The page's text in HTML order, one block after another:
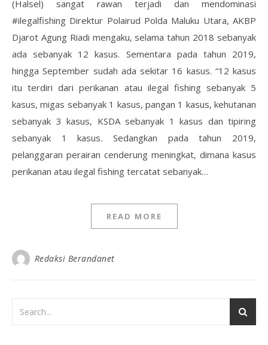
(Halsel) sangat rawan terjadi dan mendominasi
#ilegalfishing Direktur Polairud Polda Maluku Utara, AKBP
Djarot Agung Riadi mengaku, selama tahun 2018 sebanyak
ada sebanyak 12 kasus. Sementara pada tahun 2019,
hingga September sudah ada sekitar 16 kasus. “12 kasus
itu terdiri dari perikanan atau ilegal fishing sebanyak 5
kasus, migas sebanyak 1 kasus, pangan 1 kasus, kehutanan
sebanyak 3 kasus, KSDA sebanyak 1 kasus dan tipiring
sebanyak 1 kasus. Sedangkan pada tahun 2019,
pelanggaran perairan cenderung meningkat, dimana kasus
perikanan atau ilegal fishing tercatat sebanyak…
READ MORE
Redaksi Berandanet